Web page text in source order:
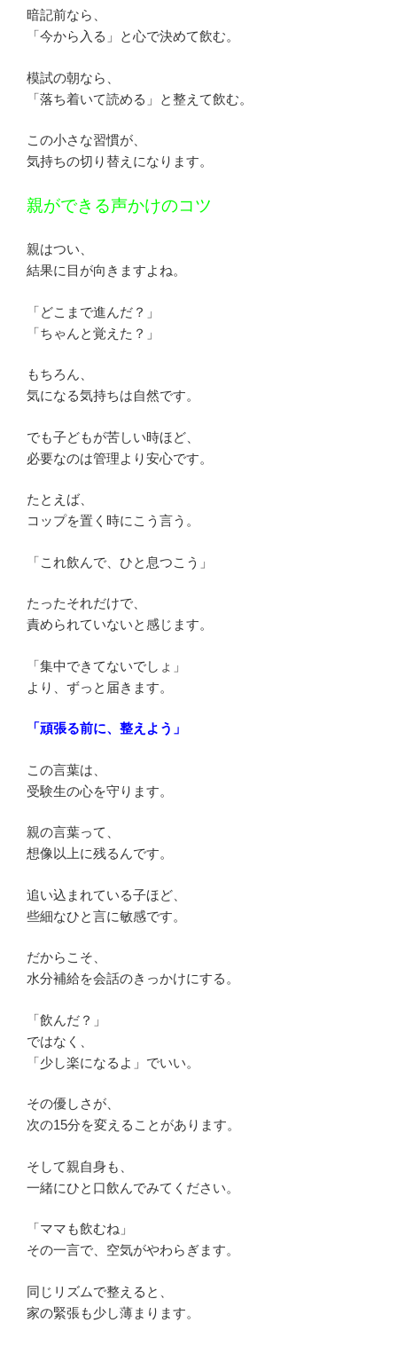
暗記前なら、
「今から入る」と心で決めて飲む。
模試の朝なら、
「落ち着いて読める」と整えて飲む。
この小さな習慣が、
気持ちの切り替えになります。
親ができる声かけのコツ
親はつい、
結果に目が向きますよね。
「どこまで進んだ？」
「ちゃんと覚えた？」
もちろん、
気になる気持ちは自然です。
でも子どもが苦しい時ほど、
必要なのは管理より安心です。
たとえば、
コップを置く時にこう言う。
「これ飲んで、ひと息つこう」
たったそれだけで、
責められていないと感じます。
「集中できてないでしょ」
より、ずっと届きます。
「頑張る前に、整えよう」
この言葉は、
受験生の心を守ります。
親の言葉って、
想像以上に残るんです。
追い込まれている子ほど、
些細なひと言に敏感です。
だからこそ、
水分補給を会話のきっかけにする。
「飲んだ？」
ではなく、
「少し楽になるよ」でいい。
その優しさが、
次の15分を変えることがあります。
そして親自身も、
一緒にひと口飲んでみてください。
「ママも飲むね」
その一言で、空気がやわらぎます。
同じリズムで整えると、
家の緊張も少し薄まります。